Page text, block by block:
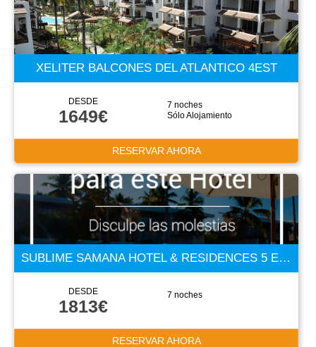
XELITER BALCONES DEL ATLANTICO 4EST
DESDE
1649€
7 noches
Sólo Alojamiento
RESERVAR AHORA
SUBLIME SAMANA HOTEL & RESIDENCES 5 ESTRELLAS
DESDE
1813€
7 noches
RESERVAR AHORA